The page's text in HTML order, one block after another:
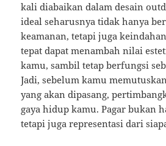
kali diabaikan dalam desain
ideal seharusnya tidak hanya
keamanan, tetapi juga
tepat dapat menambah nilai
kamu, sambil tetap berfungsi
Jadi, sebelum kamu
yang akan dipasang,
gaya hidup kamu. Pagar bukan
tetapi juga representasi dari